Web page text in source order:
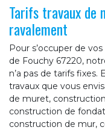
Tarifs travaux de
ravalement
Pour s’occuper de
de Fouchy 67220,
n’a pas de tarifs
travaux que vous
de muret,
construction de
construction de mur,